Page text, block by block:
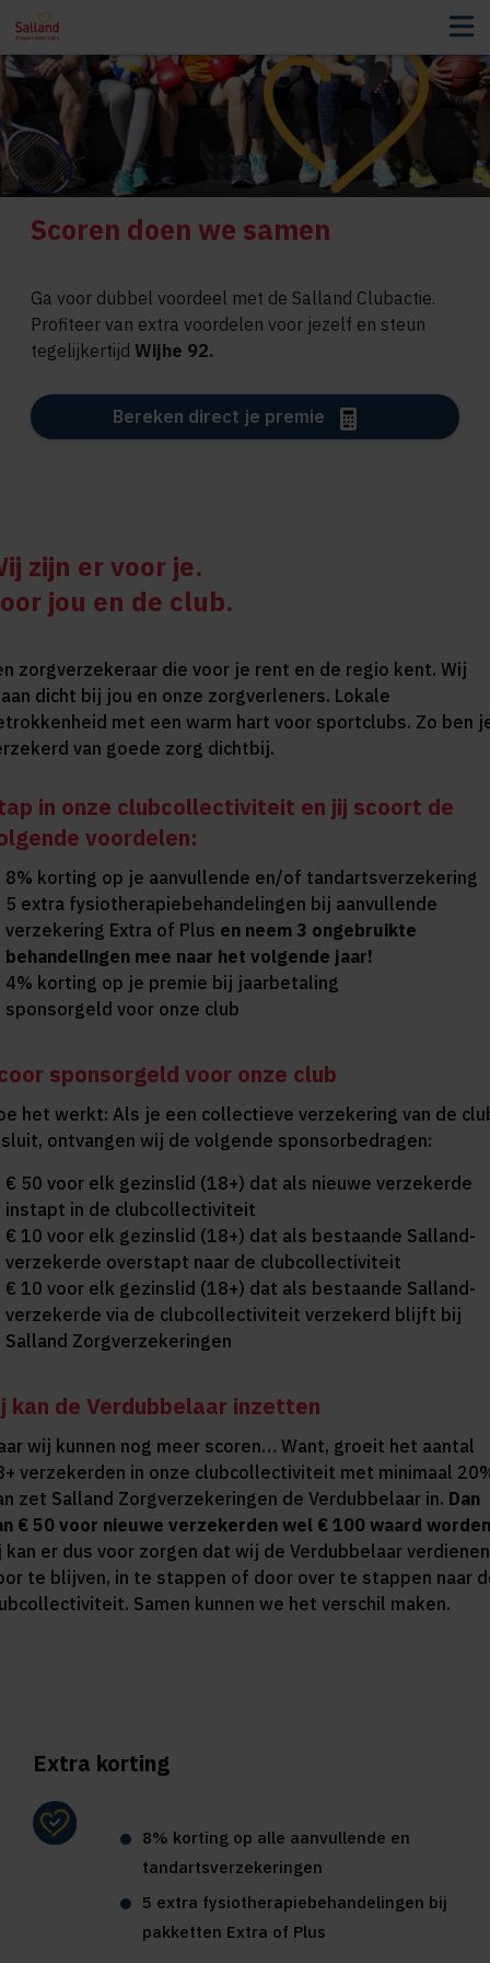
Scoren doen we samen
Ga voor dubbel voordeel met de Salland Clubactie.
Profiteer van extra voordelen voor jezelf en steun
tegelijkertijd Wijhe 92.
Bereken direct je premie
zijn er voor je.
jou en de club.
zorgverzekeraar die voor je rent en de regio kent. Wij
dicht bij jou en onze zorgverleners. Lokale
met een warm hart voor sportclubs. Zo ben
van goede zorg dichtbij.
in onze clubcollectiviteit en jij scoort de
voordelen:
8% korting op je aanvullende en/of tandartsverzekering
5 extra fysiotherapiebehandelingen bij aanvullende
verzekering Extra of Plus en neem 3 ongebruikte
behandelingen mee naar het volgende jaar!
4% korting op je premie bij jaarbetaling
sponsorgeld voor onze club
sponsorgeld voor onze club
het werkt: Als je een collectieve verzekering van de
ontvangen wij de volgende sponsorbedragen:
€ 50 voor elk gezinslid (18+) dat als nieuwe verzekerde
instapt in de clubcollectiviteit
€ 10 voor elk gezinslid (18+) dat als bestaande Salland-
verzekerde overstapt naar de clubcollectiviteit
€ 10 voor elk gezinslid (18+) dat als bestaande Salland-
verzekerde via de clubcollectiviteit verzekerd blijft bij
Salland Zorgverzekeringen
kan de Verdubbelaar inzetten
wij kunnen nog meer scoren… Want, groeit het aantal
verzekerden in onze clubcollectiviteit met minimaal
zet Salland Zorgverzekeringen de Verdubbelaar in. Dan
€ 50 voor nieuwe verzekerden wel € 100 waard
kan er dus voor zorgen dat wij de Verdubbelaar
te blijven, in te stappen of door over te stappen naar
Samen kunnen we het verschil maken.
Extra korting
8% korting op alle aanvullende en
tandartsverzekeringen
5 extra fysiotherapiebehandelingen bij
pakketten Extra of Plus